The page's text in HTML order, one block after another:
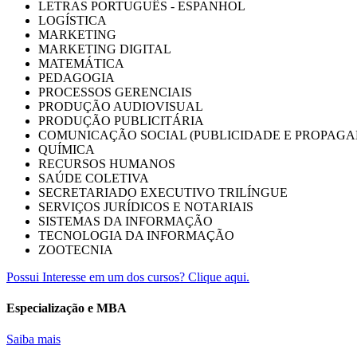
LETRAS PORTUGUÊS - ESPANHOL
LOGÍSTICA
MARKETING
MARKETING DIGITAL
MATEMÁTICA
PEDAGOGIA
PROCESSOS GERENCIAIS
PRODUÇÃO AUDIOVISUAL
PRODUÇÃO PUBLICITÁRIA
COMUNICAÇÃO SOCIAL (PUBLICIDADE E
QUÍMICA
RECURSOS HUMANOS
SAÚDE COLETIVA
SECRETARIADO EXECUTIVO TRILÍNGUE
SERVIÇOS JURÍDICOS E NOTARIAIS
SISTEMAS DA INFORMAÇÃO
TECNOLOGIA DA INFORMAÇÃO
ZOOTECNIA
Possui Interesse em um dos cursos? Clique aqui.
Especialização e MBA
Saiba mais